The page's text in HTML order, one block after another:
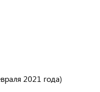
2021 года)